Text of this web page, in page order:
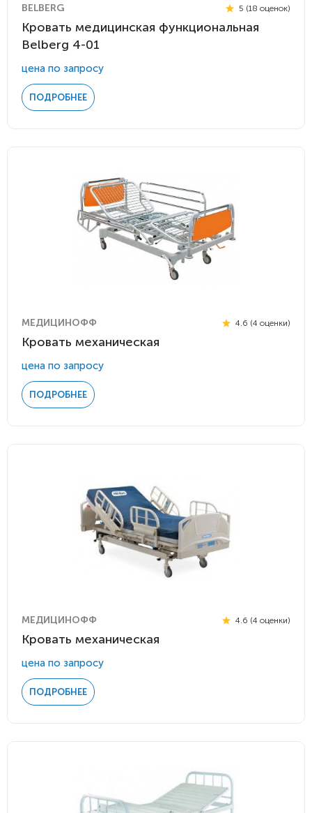
BELBERG 5 (18 оценок)
Кровать медицинская функциональная
Belberg 4-01
цена по запросу
ПОДРОБНЕЕ
МЕДИЦИНОФФ 4.6 (4 оценки)
Кровать механическая
цена по запросу
ПОДРОБНЕЕ
МЕДИЦИНОФФ 4.6 (4 оценки)
Кровать механическая
цена по запросу
ПОДРОБНЕЕ